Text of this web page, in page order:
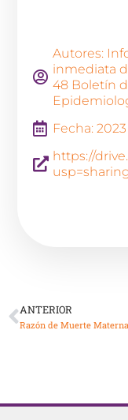
Autores:
inmediata
48 Boletín
Fecha: 2023
https://
ANTERIOR